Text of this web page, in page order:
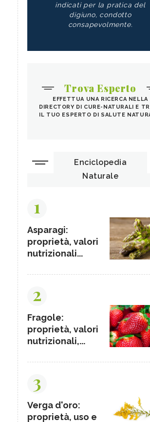
indicati per la pratica del
digiuno, condotto
consapevolmente.
Trova Esperto
EFFETTUA UNA RICERCA NELLA
DIRECTORY DI CURE-NATURALI E
IL TUO ESPERTO DI SALUTE
Enciclopedia
Naturale
1
Asparagi:
proprietà, valori
nutrizionali...
2
Fragole:
proprietà, valori
nutrizionali,...
3
Verga d'oro:
proprietà, uso e